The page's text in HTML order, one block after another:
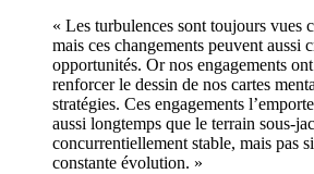
« Les turbulences sont toujours vues
mais ces changements peuvent aussi
opportunités. Or nos engagements
renforcer le dessin de nos cartes
stratégies. Ces engagements
aussi longtemps que le terrain sous-
concurrentiellement stable, mais pas
constante évolution. »